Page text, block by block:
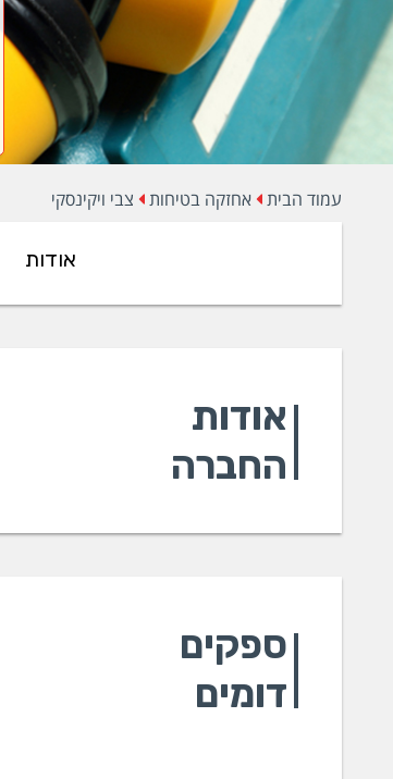
עמוד הבית אחזקה בטיחות צבי ויקינסקי
אודות
אודות
החברה
ספקים
דומים